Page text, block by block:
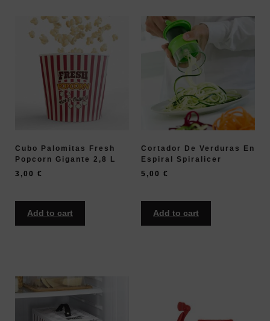
Cubo Palomitas Fresh
Popcorn Gigante 2,8 L
3,00 €
Add to cart
Cortador De Verduras En
Espiral Spiralicer
5,00 €
Add to cart